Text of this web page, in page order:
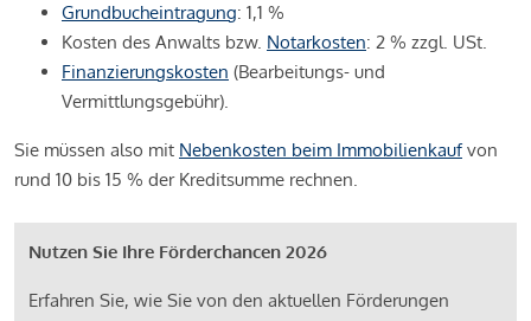
Grundbucheintragung: 1,1 %
Kosten des Anwalts bzw. Notarkosten: 2 % zzgl. USt.
Finanzierungskosten (Bearbeitungs- und
Vermittlungsgebühr).
Sie müssen also mit Nebenkosten beim Immobilienkaufvon
rund 10 bis 15 % der Kreditsumme rechnen.
Nutzen Sie Ihre Förderchancen 2026
Erfahren Sie, wie Sie von den aktuellen Förderungen